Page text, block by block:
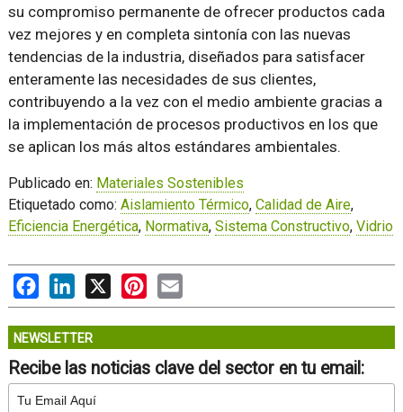
su compromiso permanente de ofrecer productos cada
vez mejores y en completa sintonía con las nuevas
tendencias de la industria, diseñados para satisfacer
enteramente las necesidades de sus clientes,
contribuyendo a la vez con el medio ambiente gracias a
la implementación de procesos productivos en los que
se aplican los más altos estándares ambientales.
Publicado en: Materiales Sostenibles
Etiquetado como: Aislamiento Térmico, Calidad de Aire,
Eficiencia Energética, Normativa, Sistema Constructivo, Vidrio
FacebookLinkedIn
X PinterestEmail
NEWSLETTER
Recibe las noticias clave del sector en tu email: